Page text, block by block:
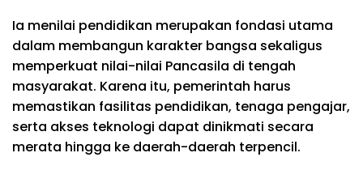
Ia menilai pendidikan merupakan fondasi utama
dalam membangun karakter bangsa sekaligus
memperkuat nilai-nilai Pancasila di tengah
masyarakat. Karena itu, pemerintah harus
memastikan fasilitas pendidikan, tenaga pengajar,
serta akses teknologi dapat dinikmati secara
merata hingga ke daerah-daerah terpencil.